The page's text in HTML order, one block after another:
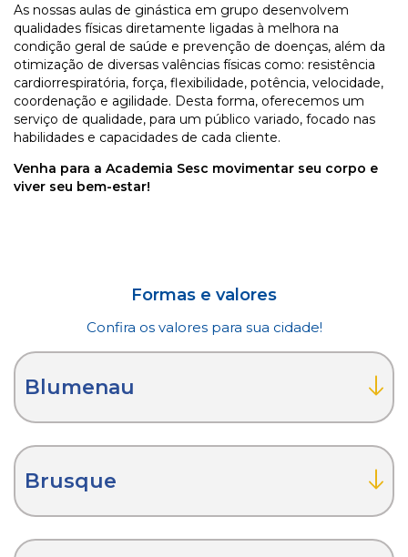
As nossas aulas de ginástica em grupo desenvolvem
qualidades físicas diretamente ligadas à melhora na
condição geral de saúde e prevenção de doenças, além da
otimização de diversas valências físicas como: resistência
cardiorrespiratória, força, flexibilidade, potência, velocidade,
coordenação e agilidade. Desta forma, oferecemos um
serviço de qualidade, para um público variado, focado nas
habilidades e capacidades de cada cliente.
Venha para a Academia Sesc movimentar seu corpo e
viver seu bem-estar!
Formas e valores
Confira os valores para sua cidade!
Blumenau
Brusque